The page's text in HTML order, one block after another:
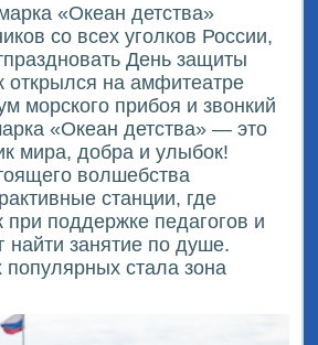
«Океан детства»
со всех уголков России,
День защиты
открылся на амфитеатре
морского прибоя и звонкий
«Океан детства» — это
мира, добра и улыбок!
волшебства
станции, где
поддержке педагогов и
найти занятие по душе.
стала зона